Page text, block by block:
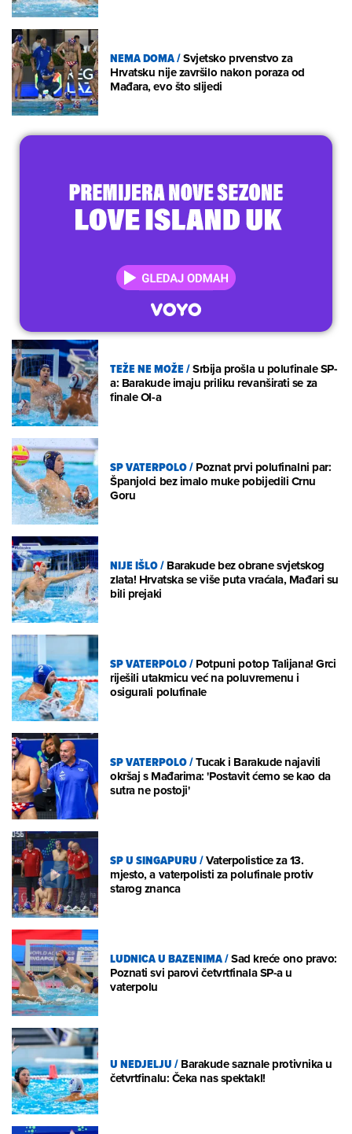
NEMA DOMA/Svjetsko prvenstvo za
Hrvatsku nije završilo nakon poraza od
Mađara, evo što slijedi
TEŽE NE MOŽE/Srbija prošla u polufinale SP-
a: Barakude imaju priliku revanširati se za
finale OI-a
SP VATERPOLO/Poznat prvi polufinalni par:
Španjolci bez imalo muke pobijedili Crnu
Goru
NIJE IŠLO/Barakude bez obrane svjetskog
zlata! Hrvatska se više puta vraćala, Mađari su
bili prejaki
SP VATERPOLO/Potpuni potop Talijana! Grci
riješili utakmicu već na poluvremenu i
osigurali polufinale
SP VATERPOLO/Tucak i Barakude najavili
okršaj s Mađarima: 'Postavit ćemo se kao da
sutra ne postoji'
SP U SINGAPURU/Vaterpolistice za 13.
mjesto, a vaterpolisti za polufinale protiv
starog znanca
LUDNICA U BAZENIMA/Sad kreće ono pravo:
Poznati svi parovi četvrtfinala SP-a u
vaterpolu
U NEDJELJU/Barakude saznale protivnika u
četvrtfinalu: Čeka nas spektakl!